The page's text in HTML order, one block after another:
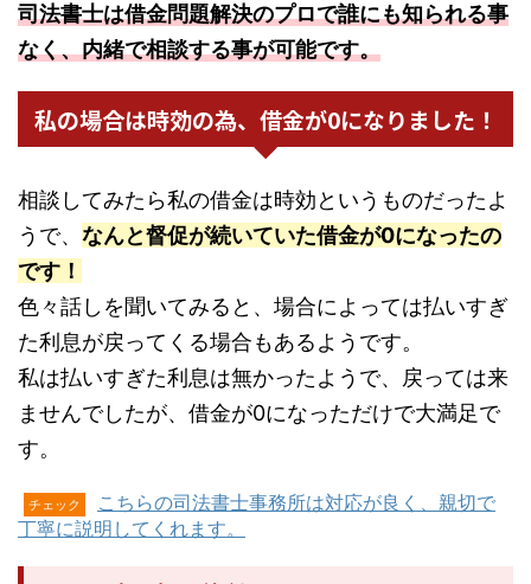
司法書士は借金問題解決のプロで誰にも知られる事
なく、内緒で相談する事が可能です。
私の場合は時効の為、借金が0になりました！
相談してみたら私の借金は時効というものだったよ
うで、 なんと督促が続いていた借金が0になったの
です！
色々話しを聞いてみると、場合によっては払いすぎ
た利息が戻ってくる場合もあるようです。
私は払いすぎた利息は無かったようで、戻っては来
ませんでしたが、借金が0になっただけで大満足で
す。
チェック
こちらの司法書士事務所は対応が良く、親切で
丁寧に説明してくれます。